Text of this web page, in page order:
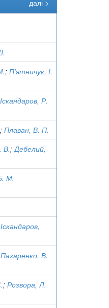
далі >
; П’ятничук, І.
Іскандаров, Р.
; Плаван, В. П.
В.;Дебелий,
М.
Іскандаров,
Пахаренко, В.
; Розвора, Л.